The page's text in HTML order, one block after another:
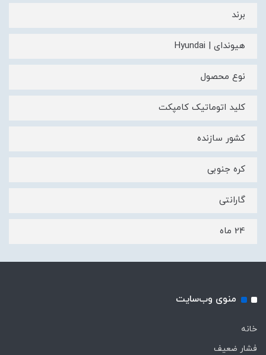
برند
هیوندای | Hyundai
نوع محصول
کلید اتوماتیک کامپکت
کشور سازنده
کره جنوبی
گارانتی
24 ماه
منوی وب‌سایت
خانه
فشار ضعیف